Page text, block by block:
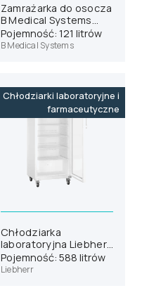
Zamrażarka do osocza
B Medical Systems
F131
Pojemność: 121 litrów
B Medical Systems
Chłodziarki laboratoryjne i
farmaceutyczne
Chłodziarka
laboratoryjna Liebherr
SRFvh 5511
Pojemność: 588 litrów
Liebherr